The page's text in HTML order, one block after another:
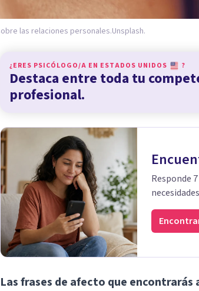
las relaciones personales.Unsplash.
¿ERES PSICÓLOGO/A EN ESTADOS UNIDOS ?
Destaca entre toda tu
profesional.
Responde
Las frases de afecto que encontrarás